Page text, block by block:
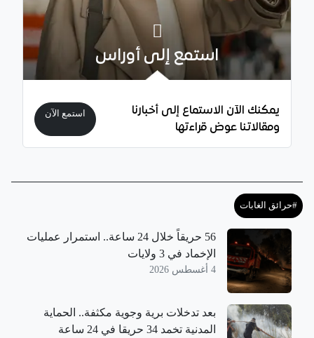
استمع إلى أوراس
يمكنك الآن الاستماع إلى أخبارنا
ومقالاتنا عوض قراءتها
استمع الآن
#حرائق الغابات
56 حريقاً خلال 24 ساعة.. استمرار عمليات
الإخماد في 3 ولايات
4 أغسطس 2026
بعد تدخلات برية وجوية مكثفة.. الحماية
المدنية تخمد 34 حريقا في 24 ساعة